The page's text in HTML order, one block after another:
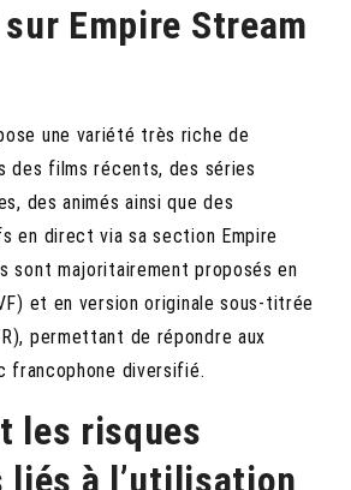
Empire Stream
une variété très riche de
des films récents, des séries
des animés ainsi que des
en direct via sa section Empire
sont majoritairement proposés en
et en version originale sous-titrée
permettant de répondre aux
francophone diversifié.
les risques
à l’utilisation